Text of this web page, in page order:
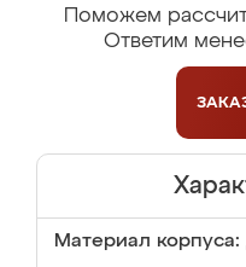
Поможем
Ответим
Материал корпуса: